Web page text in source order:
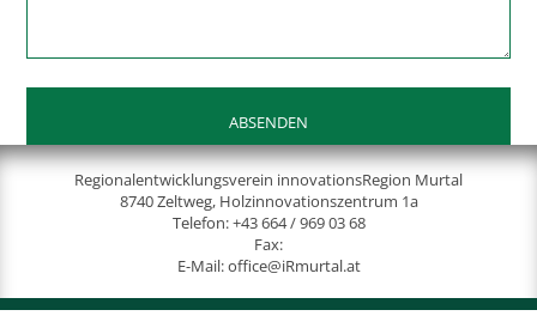
Regionalentwicklungsverein innovationsRegion Murtal
8740 Zeltweg, Holzinnovationszentrum 1a
Telefon:+43 664 / 969 03 68
Fax:
E-Mail:office@iRmurtal.at